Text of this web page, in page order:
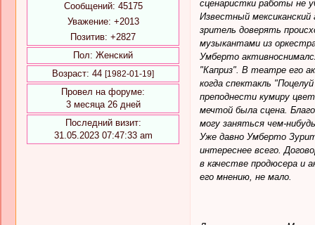
Сообщений: 45175
Уважение: +2013
Позитив: +2827
Пол: Женский
Возраст: 44 [1982-01-19]
Провел на форуме:
3 месяца 26 дней
Последний визит:
31.05.2023 07:47:33 am
сценаристки работы не
Известный
зритель доверять
музыкантами из
Умберто
"Каприз". В театре его
когда спектакль
преподнести кумиру
мечтой была сцена.
могу заняться чем-
Уже давно Умберто
интереснее всего.
в качестве продюсера и
его мнению, не мало.